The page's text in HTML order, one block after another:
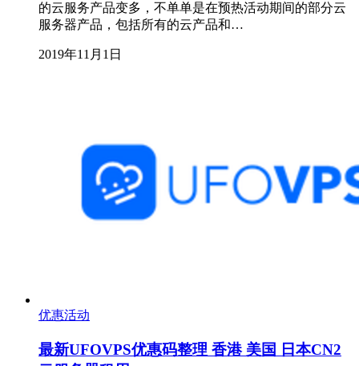
的云服务产品变多，不单单是在预热活动期间的部分云
服务器产品，包括所有的云产品和…
2019年11月1日
优惠活动
最新UFOVPS优惠码整理 香港 美国 日本CN2